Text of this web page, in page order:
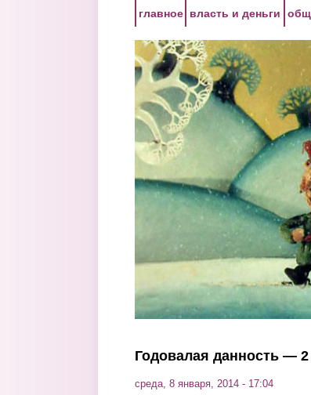
главное власть и деньги
Годовалая данность — 2
среда, 8 января, 2014 - 17:04